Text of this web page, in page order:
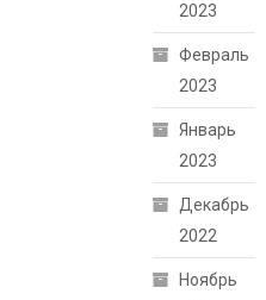
2023
Февраль
2023
Январь
2023
Декабрь
2022
Ноябрь